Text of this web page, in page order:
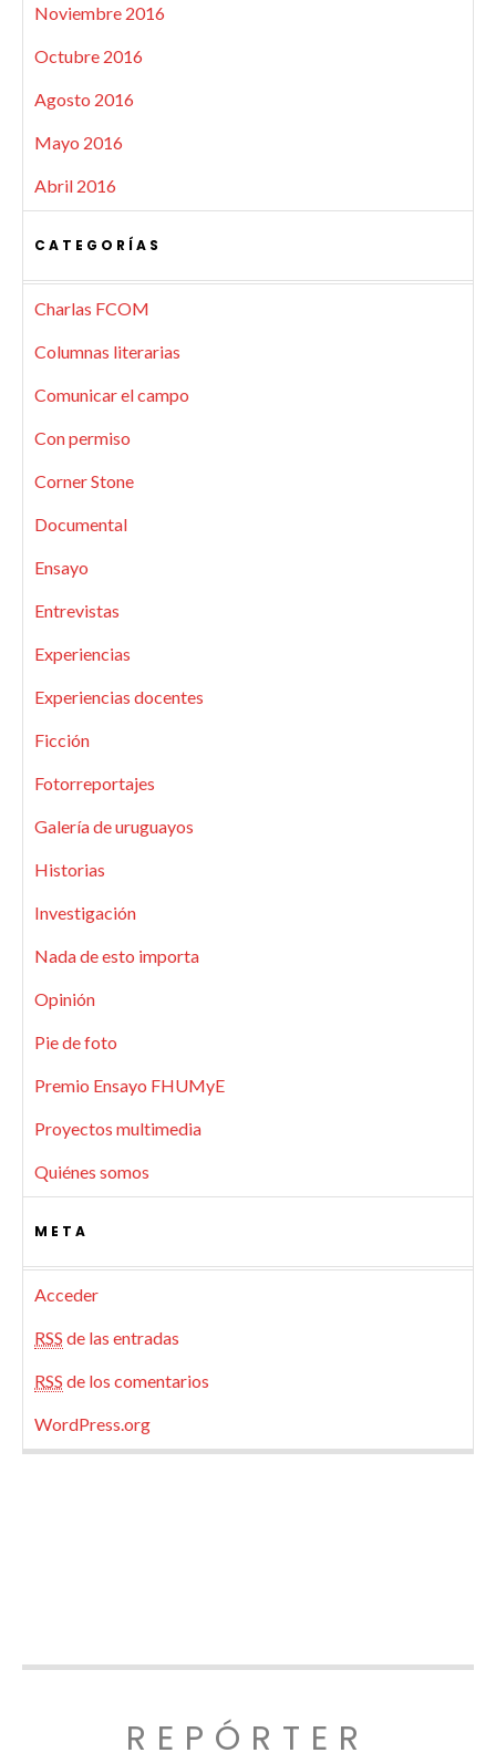
Noviembre 2016
Octubre 2016
Agosto 2016
Mayo 2016
Abril 2016
CATEGORÍAS
Charlas FCOM
Columnas literarias
Comunicar el campo
Con permiso
Corner Stone
Documental
Ensayo
Entrevistas
Experiencias
Experiencias docentes
Ficción
Fotorreportajes
Galería de uruguayos
Historias
Investigación
Nada de esto importa
Opinión
Pie de foto
Premio Ensayo FHUMyE
Proyectos multimedia
Quiénes somos
META
Acceder
RSS de las entradas
RSS de los comentarios
WordPress.org
REPÓRTER